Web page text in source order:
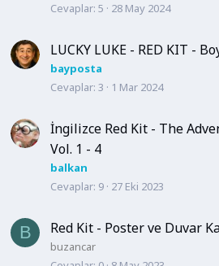
Cevaplar 5 28 May 2024
LUCKY LUKE - RED KIT -
bayposta
Cevaplar 3 1 Mar 2024
İngilizce Red Kit - The
Vol. 1 - 4
balkan
Cevaplar 9 27 Eki 2023
B Red Kit - Poster ve Duvar
buzancar